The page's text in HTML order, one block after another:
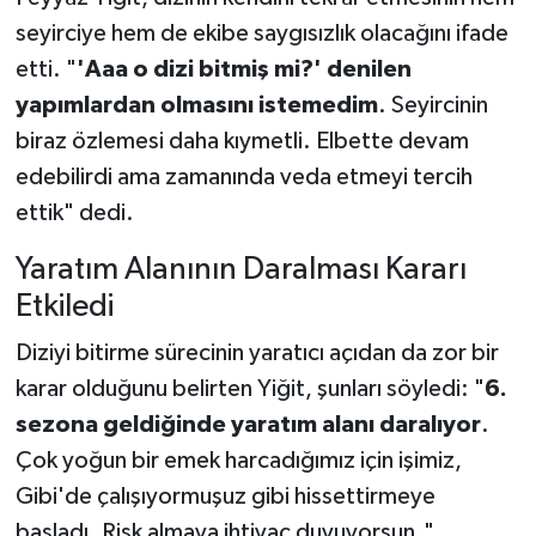
seyirciye hem de ekibe saygısızlık olacağını ifade
etti. " 'Aaa o dizi bitmiş mi?' denilen
yapımlardan olmasını istemedim. Seyircinin
biraz özlemesi daha kıymetli. Elbette devam
edebilirdi ama zamanında veda etmeyi tercih
ettik" dedi.
Yaratım Alanının Daralması Kararı
Etkiledi
Diziyi bitirme sürecinin yaratıcı açıdan da zor bir
karar olduğunu belirten Yiğit, şunları söyledi: "6.
sezona geldiğinde yaratım alanı daralıyor.
Çok yoğun bir emek harcadığımız için işimiz,
Gibi'de çalışıyormuşuz gibi hissettirmeye